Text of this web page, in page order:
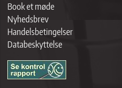
Book et møde
Nyhedsbrev
Handelsbetingelser
Databeskyttelse